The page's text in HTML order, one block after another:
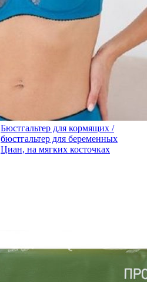
Бюстгальтер для кормящих /
бюстгальтер для беременных
Циан, на мягких косточках